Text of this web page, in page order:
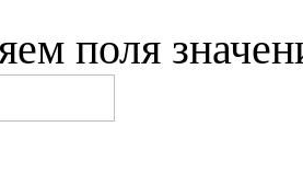
поля